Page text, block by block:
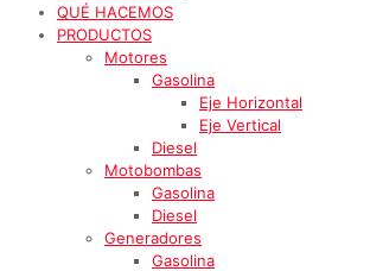
QUÉ HACEMOS
PRODUCTOS
Motores
Gasolina
Eje Horizontal
Eje Vertical
Diesel
Motobombas
Gasolina
Diesel
Generadores
Gasolina